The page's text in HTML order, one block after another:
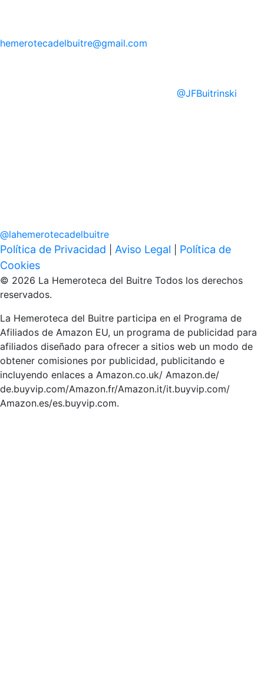
hemerotecadelbuitre@gmail.com
@JFBuitrinski
@lahemerotecadelbuitre
Política de Privacidad Aviso Legal
Política de
Cookies
© 2026 La Hemeroteca del Buitre Todos los derechos
reservados.
La Hemeroteca del Buitre participa en el Programa de
Afiliados de Amazon EU, un programa de publicidad para
afiliados diseñado para ofrecer a sitios web un modo de
obtener comisiones por publicidad, publicitando e
incluyendo enlaces a Amazon.co.uk/ Amazon.de/
de.buyvip.com/Amazon.fr/Amazon.it/it.buyvip.com/
Amazon.es/es.buyvip.com.